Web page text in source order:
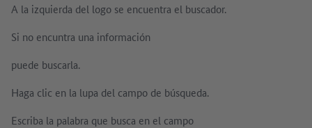
A la izquierda del logo se encuentra el buscador.
Si no encuntra una información
puede buscarla.
Haga clic en la lupa del campo de búsqueda.
Escriba la palabra que busca en el campo